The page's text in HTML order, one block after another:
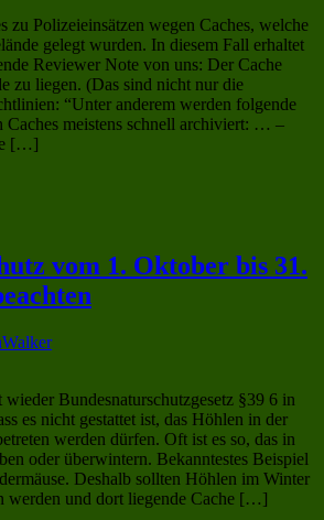
zu Polizeieinsätzen wegen Caches, welche
gelegt wurden. In diesem Fall erhaltet
Reviewer Note von uns: Der Cache
zu liegen. (Das sind nicht nur die
“Unter anderem werden folgende
Caches meistens schnell archiviert: … –
[…]
vom 1. Oktober bis 31.
Bundesnaturschutzgesetz §39 6 in
es nicht gestattet ist, das Höhlen in der
werden dürfen. Oft ist es so, das in
oder überwintern. Bekanntestes Beispiel
Deshalb sollten Höhlen im Winter
werden und dort liegende Cache […]